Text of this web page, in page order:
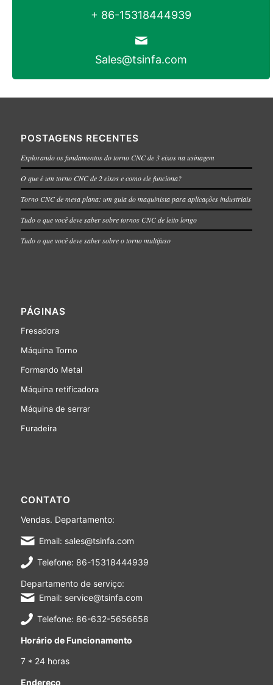
+ 86-15318444939
Sales@tsinfa.com
POSTAGENS RECENTES
Explorando os fundamentos do torno CNC de 3 eixos na usinagem
O que é um torno CNC de 2 eixos e como ele funciona?
Torno CNC de mesa plana: um guia do maquinista para aplicações industriais
Tudo o que você deve saber sobre tornos CNC de leito longo
Tudo o que você deve saber sobre o torno multifuso
PÁGINAS
Fresadora
Máquina Torno
Formando Metal
Máquina retificadora
Máquina de serrar
Furadeira
CONTATO
Vendas. Departamento:
Email: sales@tsinfa.com
Telefone: 86-15318444939
Departamento de serviço:
Email: service@tsinfa.com
Telefone: 86-632-5656658
Horário de Funcionamento
7 * 24 horas
Endereço